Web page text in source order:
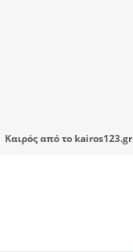
Καιρόςαπό το kairos123.gr